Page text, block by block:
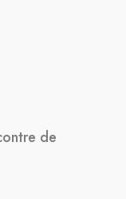
de